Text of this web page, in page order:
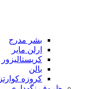
بشر مدرج
ارلن مایر
کریستالیزور
بالن
کروزه کوارتز